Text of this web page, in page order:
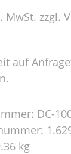
MwSt. zzgl.
auf
DC-
kg